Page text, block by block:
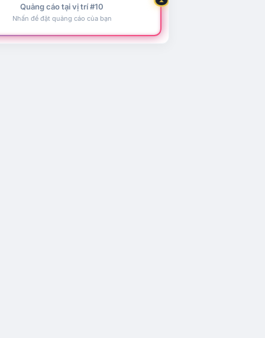
Quảng cáo tại vị trí #10
Nhấn để đặt quảng cáo của bạn